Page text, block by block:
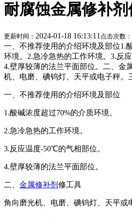
耐腐蚀金属修补
更新时间： 2024-01-18 16:13:11 点击次数：
一、不推荐使用的介绍环境及部位1.
环境。2.急冷急热的工作环境。3.反
4.壁厚较薄的法兰平面部位。二、金
机、电磨、碘钨灯、天平或电子秤。
一、不推荐使用的介绍环境及部位
1.酸碱浓度超过70%的介质环境。
2.急冷急热的工作环境。
3.反应温度-50℃的气相部位。
4.壁厚较薄的法兰平面部位。
二、 金属修补剂 修工具
角向磨光机、电磨、碘钨灯、天平或